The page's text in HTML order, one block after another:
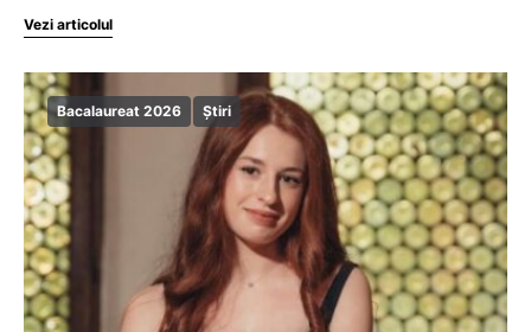
Vezi articolul
Bacalaureat 2026 Știri